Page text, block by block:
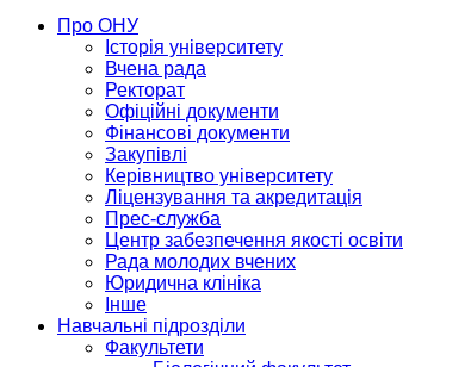
Про ОНУ
Історія університету
Вчена рада
Ректорат
Офіційні документи
Фінансові документи
Закупівлі
Керівництво університету
Ліцензування та акредитація
Прес-служба
Центр забезпечення якості освіти
Рада молодих вчених
Юридична клініка
Інше
Навчальні підрозділи
Факультети